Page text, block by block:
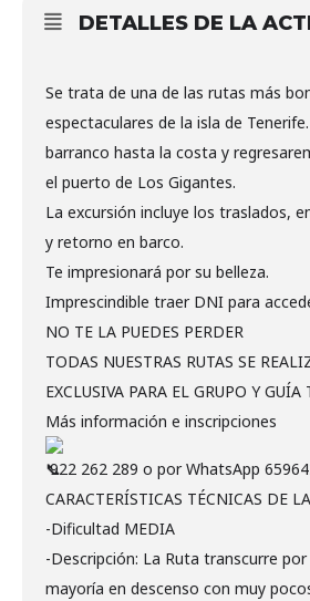
DETALLES DE LA
Se trata de una de las rutas más
espectaculares de la isla de
barranco hasta la costa y
el puerto de Los Gigantes.
La excursión incluye los traslados,
y retorno en barco.
Te impresionará por su belleza.
Imprescindible traer DNI para
NO TE LA PUEDES PERDER
TODAS NUESTRAS RUTAS SE
EXCLUSIVA PARA EL GRUPO Y
Más información e inscripciones
922 262 289 o por WhatsApp
CARACTERÍSTICAS TÉCNICAS DE
-Dificultad MEDIA
-Descripción: La Ruta transcurre
mayoría en descenso con muy